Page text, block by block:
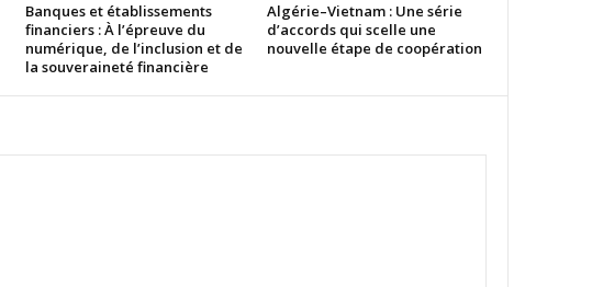
Banques et établissements
financiers : À l’épreuve du
numérique, de l’inclusion et de
la souveraineté financière
Algérie–Vietnam : Une série
d’accords qui scelle une
nouvelle étape de coopération